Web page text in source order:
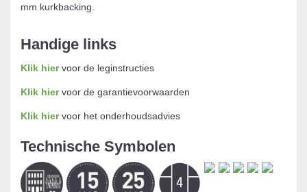
mm kurkbacking.
Handige links
Klik hier voor de leginstructies
Klik hier voor de garantievoorwaarden
Klik hier voor het onderhoudsadvies
Technische Symbolen